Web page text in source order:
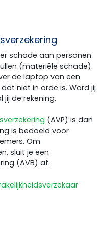
schade aan personen
(materiële schade).
de laptop van een
niet in orde is. Word jij
de rekening.
(AVP) is dan
is bedoeld voor
Om
sluit je een
(AVB) af.